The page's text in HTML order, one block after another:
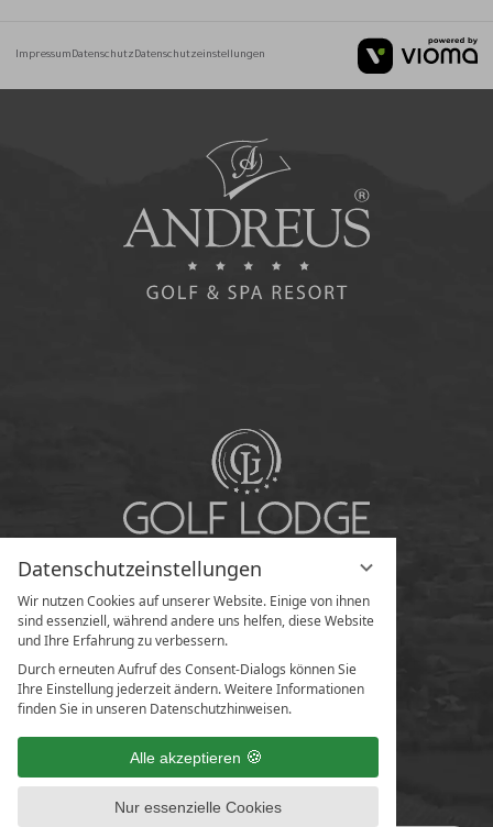
Datenschutzeinstellungen
Wir nutzen Cookies auf unserer Website. Einige von ihnen
sind essenziell, während andere uns helfen, diese Website
und Ihre Erfahrung zu verbessern.
Durch erneuten Aufruf des Consent-Dialogs können Sie
Ihre Einstellung jederzeit ändern. Weitere Informationen
finden Sie in unseren Datenschutzhinweisen.
Alle akzeptieren
Nur essenzielle Cookies
ImpressumDatenschutzDatenschutzeinstellungen